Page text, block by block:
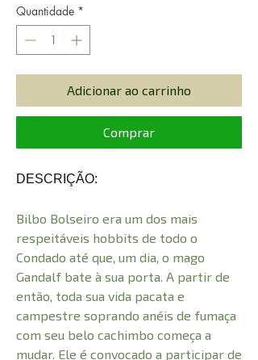
Quantidade *
Adicionar ao carrinho
Comprar
DESCRIÇÃO:
Bilbo Bolseiro era um dos mais
respeitáveis hobbits de todo o
Condado até que, um dia, o mago
Gandalf bate à sua porta. A partir de
então, toda sua vida pacata e
campestre soprando anéis de fumaça
com seu belo cachimbo começa a
mudar. Ele é convocado a participar de